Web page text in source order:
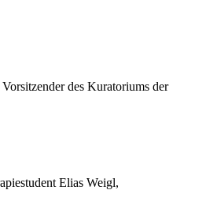
des Kuratoriums der
Elias Weigl,